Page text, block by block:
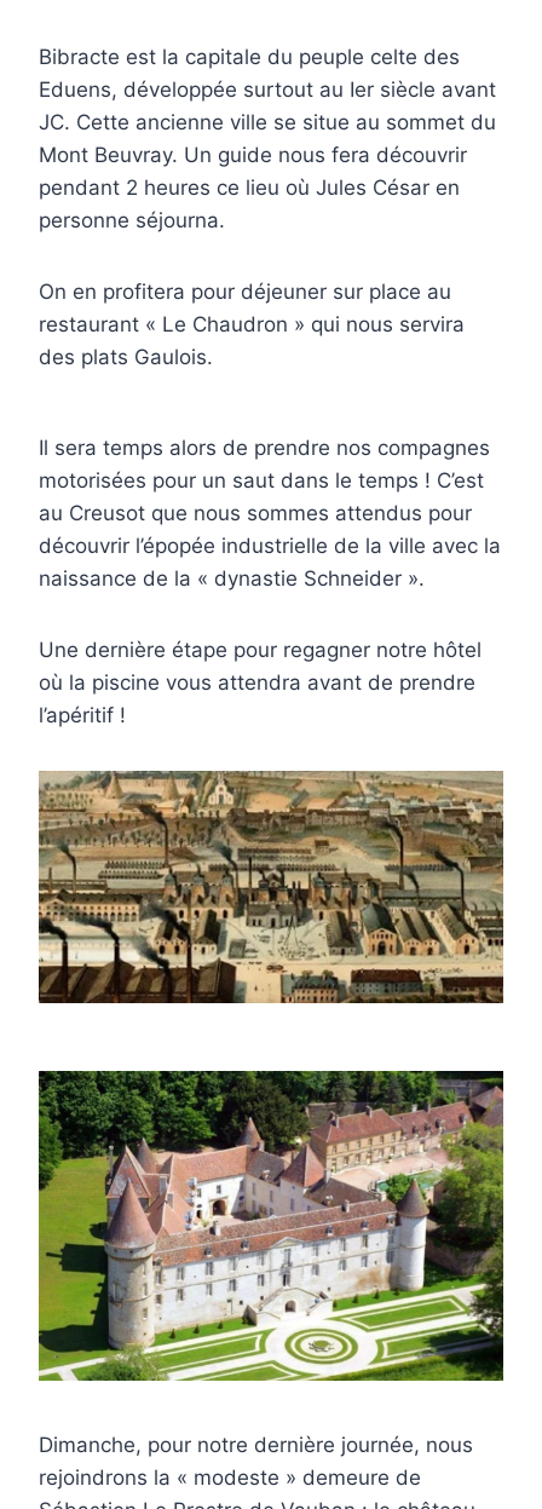
Bibracte est la capitale du peuple celte des
Eduens, développée surtout au Ier siècle avant
JC. Cette ancienne ville se situe au sommet du
Mont Beuvray. Un guide nous fera découvrir
pendant 2 heures ce lieu où Jules César en
personne séjourna.
On en profitera pour déjeuner sur place au
restaurant « Le Chaudron » qui nous servira
des plats Gaulois.
Il sera temps alors de prendre nos compagnes
motorisées pour un saut dans le temps ! C’est
au Creusot que nous sommes attendus pour
découvrir l’épopée industrielle de la ville avec la
naissance de la « dynastie Schneider ».
Une dernière étape pour regagner notre hôtel
où la piscine vous attendra avant de prendre
l’apéritif !
Dimanche, pour notre dernière journée, nous
rejoindrons la « modeste » demeure de